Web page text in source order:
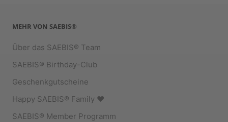
MEHR VON SAEBIS®
Über das SAEBIS® Team
SAEBIS® Birthday-Club
Geschenkgutscheine
Happy SAEBIS® Family ♥︎
SAEBIS® Member Programm